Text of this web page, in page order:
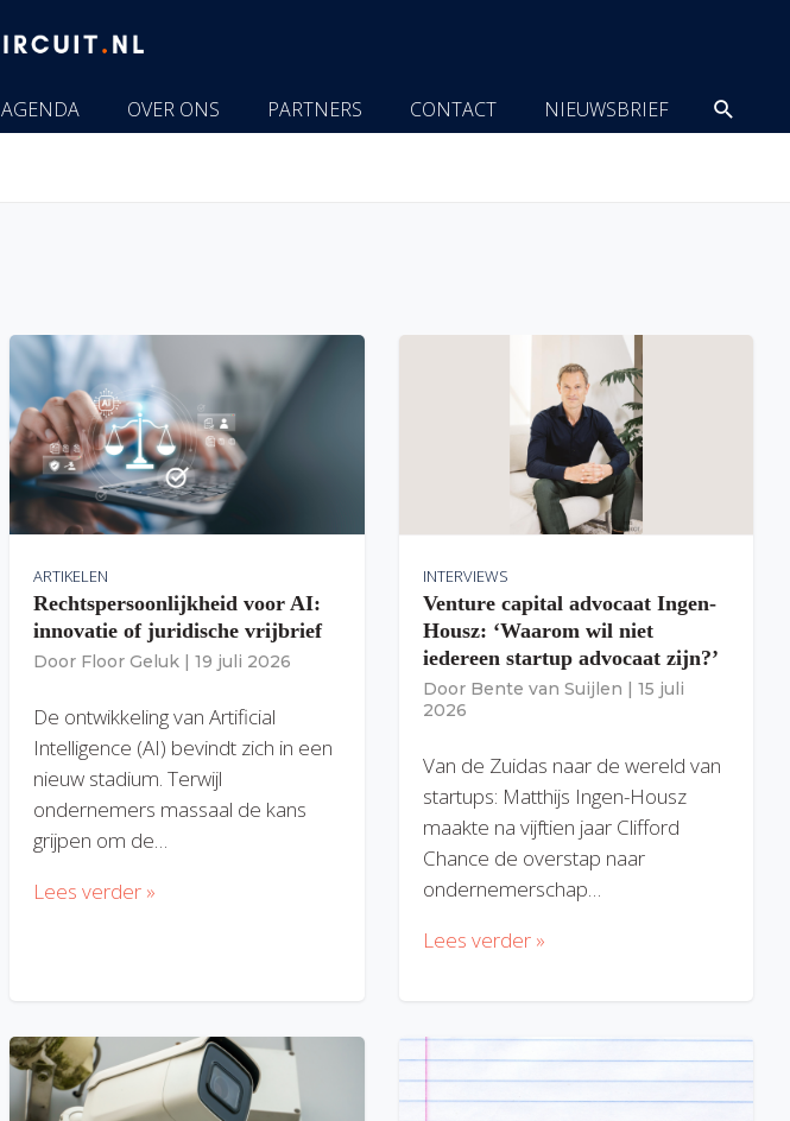
AGENDA OVER ONS PARTNERS CONTACT NIEUWSBRIEF
ARTIKELEN
Rechtspersoonlijkheid voor AI:
innovatie of juridische vrijbrief
Door Floor Geluk | 19 juli 2026
De ontwikkeling van Artificial
Intelligence (AI) bevindt zich in een
nieuw stadium. Terwijl
ondernemers massaal de kans
grijpen om de…
Lees verder »
INTERVIEWS
Venture capital advocaat Ingen-
Housz: ‘Waarom wil niet
iedereen startup advocaat zijn?’
Door Bente van Suijlen | 15 juli
2026
Van de Zuidas naar de wereld van
startups: Matthijs Ingen-Housz
maakte na vijftien jaar Clifford
Chance de overstap naar
ondernemerschap…
Lees verder »